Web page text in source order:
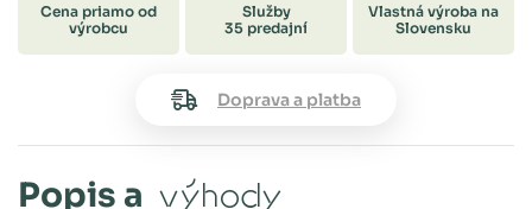
Cena priamo od
výrobcu
Služby
35 predajní
Vlastná výroba na
Slovensku
Doprava a platba
Popis a výhody